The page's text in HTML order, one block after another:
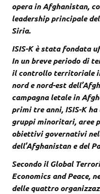
opera in Afghanistan,
leadership principale
Siria.
ISIS-K è stata fondata
In un breve periodo di
il controllo territoriale
nord e nord-est
campagna letale in
primi tre anni, ISIS-K
gruppi minoritari, aree
obiettivi governativi
dell’Afghanistan e del
Secondo il Global
Economics and Peace,
delle quattro